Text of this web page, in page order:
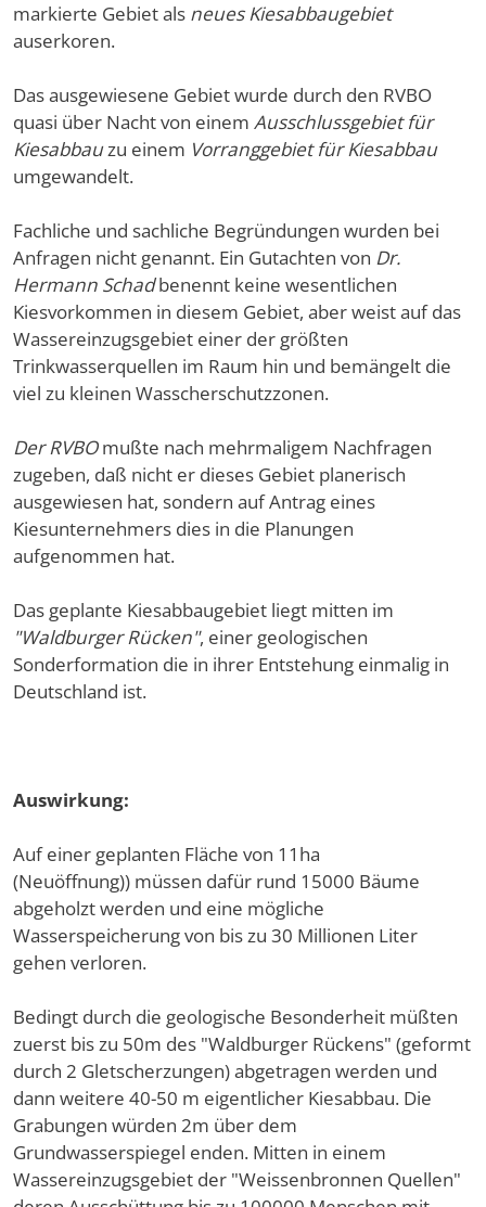
markierte Gebiet als neues Kiesabbaugebiet
auserkoren.
Das ausgewiesene Gebiet wurde durch den RVBO
quasi über Nacht von einem Ausschlussgebiet für
Kiesabbauzu einem Vorranggebiet für Kiesabbau
umgewandelt.
Fachliche und sachliche Begründungen wurden bei
Anfragen nicht genannt. Ein Gutachten von Dr.
Hermann Schadbenennt keine wesentlichen
Kiesvorkommen in diesem Gebiet, aber weist auf das
Wassereinzugsgebiet einer der größten
Trinkwasserquellen im Raum hin und bemängelt die
viel zu kleinen Wasscherschutzzonen.
Der RVBOmußte nach mehrmaligem Nachfragen
zugeben, daß nicht er dieses Gebiet planerisch
ausgewiesen hat, sondern auf Antrag eines
Kiesunternehmers dies in die Planungen
aufgenommen hat.
Das geplante Kiesabbaugebiet liegt mitten im
"Waldburger Rücken", einer geologischen
Sonderformation die in ihrer Entstehung einmalig in
Deutschland ist.
Auswirkung:
Auf einer geplanten Fläche von 11ha
(Neuöffnung)) müssen dafür rund 15000 Bäume
abgeholzt werden und eine mögliche
Wasserspeicherung von bis zu 30 Millionen Liter
gehen verloren.
Bedingt durch die geologische Besonderheit müßten
zuerst bis zu 50m des "Waldburger Rückens" (geformt
durch 2 Gletscherzungen) abgetragen werden und
dann weitere 40-50 m eigentlicher Kiesabbau. Die
Grabungen würden 2m über dem
Grundwasserspiegel enden. Mitten in einem
Wassereinzugsgebiet der "Weissenbronnen Quellen"